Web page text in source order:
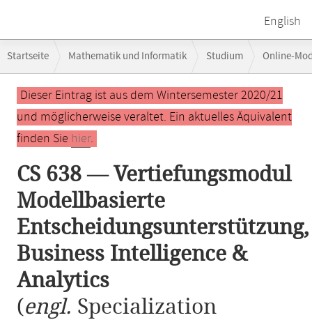
English
Navigation
Startseite Mathematik und Informatik Studium Online-
CS 638 — Vertiefungsmodul Modellbasierte
Hauptinhalt
Dieser Eintrag ist aus dem Wintersemester 2020/21
und möglicherweise veraltet. Ein aktuelles Äquivalent
finden Sie hier.
CS 638 — Vertiefungsmodul
Modellbasierte
Entscheidungsunterstützung,
Business Intelligence &
Analytics
(engl. Specialization